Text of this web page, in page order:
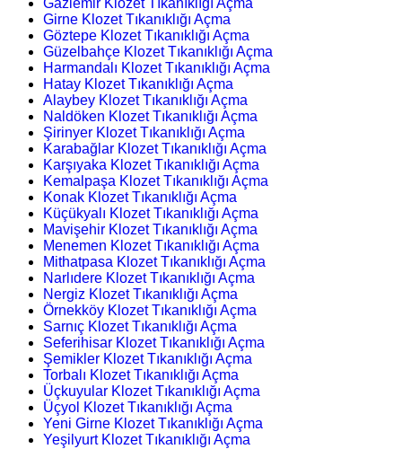
Gaziemir Klozet Tıkanıklığı Açma
Girne Klozet Tıkanıklığı Açma
Göztepe Klozet Tıkanıklığı Açma
Güzelbahçe Klozet Tıkanıklığı Açma
Harmandalı Klozet Tıkanıklığı Açma
Hatay Klozet Tıkanıklığı Açma
Alaybey Klozet Tıkanıklığı Açma
Naldöken Klozet Tıkanıklığı Açma
Şirinyer Klozet Tıkanıklığı Açma
Karabağlar Klozet Tıkanıklığı Açma
Karşıyaka Klozet Tıkanıklığı Açma
Kemalpaşa Klozet Tıkanıklığı Açma
Konak Klozet Tıkanıklığı Açma
Küçükyalı Klozet Tıkanıklığı Açma
Mavişehir Klozet Tıkanıklığı Açma
Menemen Klozet Tıkanıklığı Açma
Mithatpasa Klozet Tıkanıklığı Açma
Narlıdere Klozet Tıkanıklığı Açma
Nergiz Klozet Tıkanıklığı Açma
Örnekköy Klozet Tıkanıklığı Açma
Sarnıç Klozet Tıkanıklığı Açma
Seferihisar Klozet Tıkanıklığı Açma
Şemikler Klozet Tıkanıklığı Açma
Torbalı Klozet Tıkanıklığı Açma
Üçkuyular Klozet Tıkanıklığı Açma
Üçyol Klozet Tıkanıklığı Açma
Yeni Girne Klozet Tıkanıklığı Açma
Yeşilyurt Klozet Tıkanıklığı Açma